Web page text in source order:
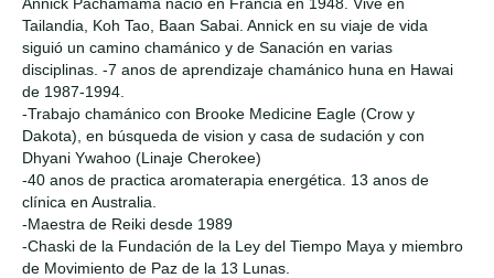
Tailandia, Koh Tao, Baan Sabai. Annick en su viaje de vida
siguió un camino chamánico y de Sanación en varias
disciplinas. -7 anos de aprendizaje chamánico huna en Hawai
de 1987-1994.
-Trabajo chamánico con Brooke Medicine Eagle (Crow y
Dakota), en búsqueda de vision y casa de sudación y con
Dhyani Ywahoo (Linaje Cherokee)
-40 anos de practica aromaterapia energética. 13 anos de
clínica en Australia.
-Maestra de Reiki desde 1989
-Chaski de la Fundación de la Ley del Tiempo Maya y miembro
de Movimiento de Paz de la 13 Lunas.